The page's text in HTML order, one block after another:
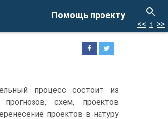
Помощь проекту
<< ↑ >>
процесс состоит из
схем, проектов
проектов в натуру